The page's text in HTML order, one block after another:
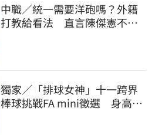
中職／統一需要洋砲嗎？外籍
打教給看法 直言陳傑憲不能
獨家／「排球女神」十一跨界
棒球挑戰FA mini徵選 身高